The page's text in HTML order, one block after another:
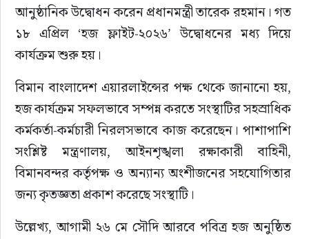
আনুষ্ঠানিক উদ্বোধন করেন প্রধানমন্ত্রী তারেক রহমান। গত
১৮ এপ্রিল ‘হজ ফ্লাইট-২০২৬’ উদ্বোধনের মধ্য দিয়ে
কার্যক্রম শুরু হয়।
বিমান বাংলাদেশ এয়ারলাইন্সের পক্ষ থেকে জানানো হয়,
হজ কার্যক্রম সফলভাবে সম্পন্ন করতে সংস্থাটির সহস্রাধিক
কর্মকর্তা-কর্মচারী নিরলসভাবে কাজ করেছেন। পাশাপাশি
সংশ্লিষ্ট মন্ত্রণালয়, আইনশৃঙ্খলা রক্ষাকারী বাহিনী,
বিমানবন্দর কর্তৃপক্ষ ও অন্যান্য অংশীজনের সহযোগিতার
জন্য কৃতজ্ঞতা প্রকাশ করেছে সংস্থাটি।
উল্লেখ্য, আগামী ২৬ মে সৌদি আরবে পবিত্র হজ অনুষ্ঠিত